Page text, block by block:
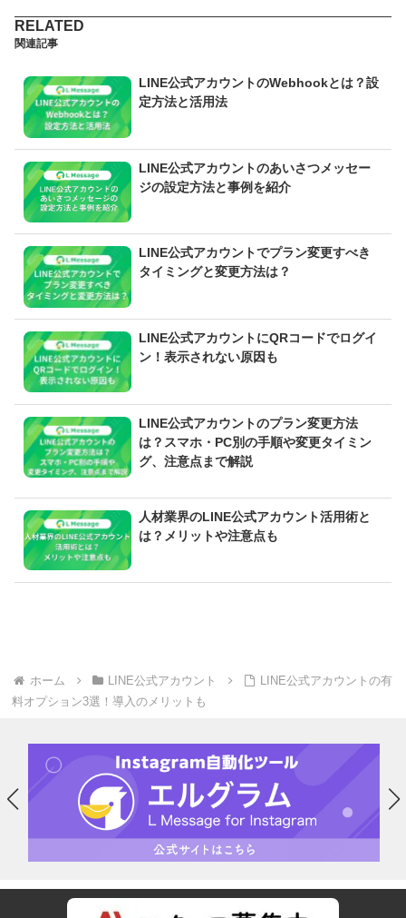
関連記事
LINE公式アカウントのWebhookとは？設
定方法と活用法
LINE公式アカウントのあいさつメッセー
ジの設定方法と事例を紹介
LINE公式アカウントでプラン変更すべき
タイミングと変更方法は？
LINE公式アカウントにQRコードでログイ
ン！表示されない原因も
LINE公式アカウントのプラン変更方法
は？スマホ・PC別の手順や変更タイミン
グ、注意点まで解説
人材業界のLINE公式アカウント活用術と
は？メリットや注意点も
ホーム LINE公式アカウント
LINE公式アカウントの有
料オプション3選！導入のメリットも